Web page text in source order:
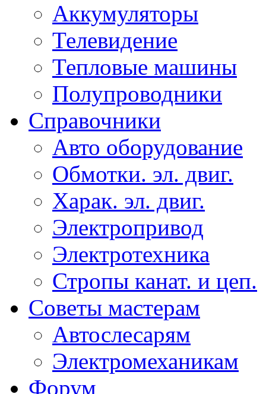
Аккумуляторы
Телевидение
Тепловые машины
Полупроводники
Справочники
Авто оборудование
Обмотки. эл. двиг.
Харак. эл. двиг.
Электропривод
Электротехника
Стропы канат. и цеп.
Советы мастерам
Автослесарям
Электромеханикам
Форум